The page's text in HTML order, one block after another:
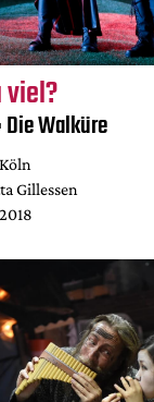
viel?
Walküre
Gillessen